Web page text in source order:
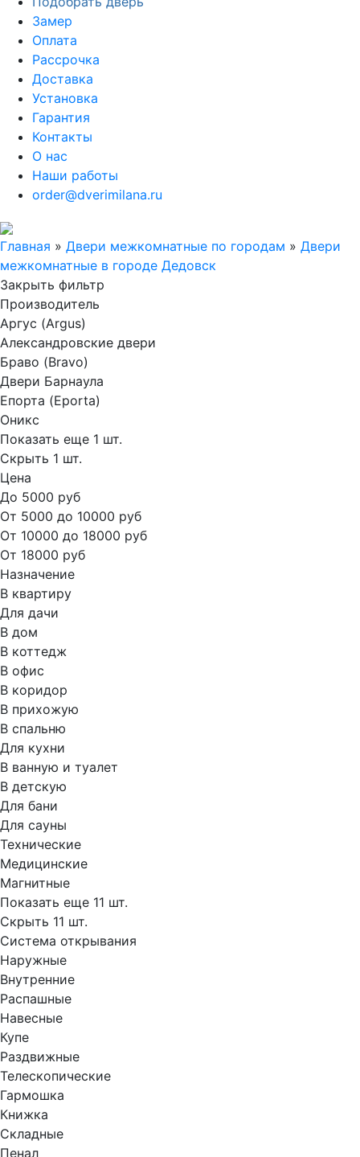
Замер
Оплата
Рассрочка
Доставка
Установка
Гарантия
Контакты
О нас
Наши работы
order@dverimilana.ru
Главная » Двери межкомнатные по городам » Двери
межкомнатные в городе Дедовск
Закрыть фильтр
Производитель
Аргус (Argus)
Александровские двери
Браво (Bravo)
Двери Барнаула
Епорта (Eporta)
Оникс
Показать еще 1 шт.
Скрыть 1 шт.
Цена
До 5000 руб
От 5000 до 10000 руб
От 10000 до 18000 руб
От 18000 руб
Назначение
В квартиру
Для дачи
В дом
В коттедж
В офис
В коридор
В прихожую
В спальню
Для кухни
В ванную и туалет
В детскую
Для бани
Для сауны
Технические
Медицинские
Магнитные
Показать еще 11 шт.
Скрыть 11 шт.
Система открывания
Наружные
Внутренние
Распашные
Навесные
Купе
Раздвижные
Телескопические
Гармошка
Книжка
Складные
Пенал